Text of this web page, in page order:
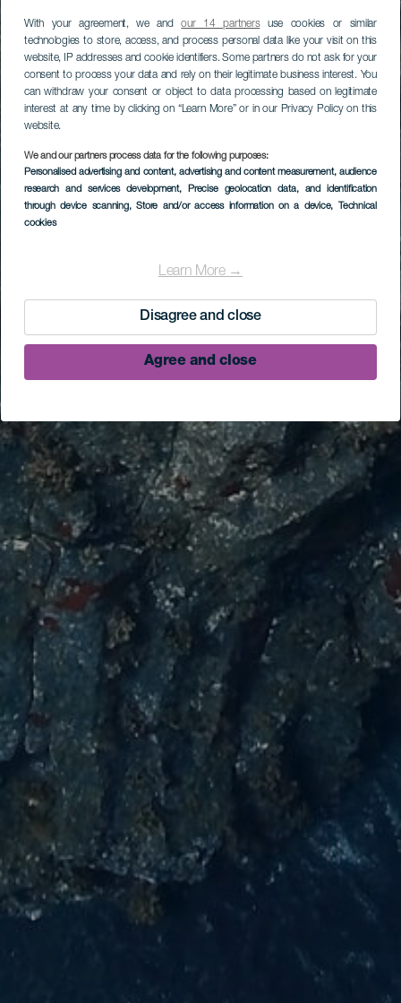
With your agreement, we andour 14 partnersuse cookies or similar
technologies to store, access, and process personal data like your visit on this
website, IP addresses and cookie identifiers. Some partners do not ask for your
consent to process your data and rely on their legitimate business interest. You
can withdraw your consent or object to data processing based on legitimate
interest at any time by clicking on “Learn More” or in our Privacy Policy on this
website.
We and our partners process data for the following purposes:
Personalised advertising and content, advertising and content measurement, audience
research and services development, Precise geolocation data, and identification
through device scanning, Store and/or access information on a device, Technical
cookies
Learn More →
Disagree and close
Agree and close